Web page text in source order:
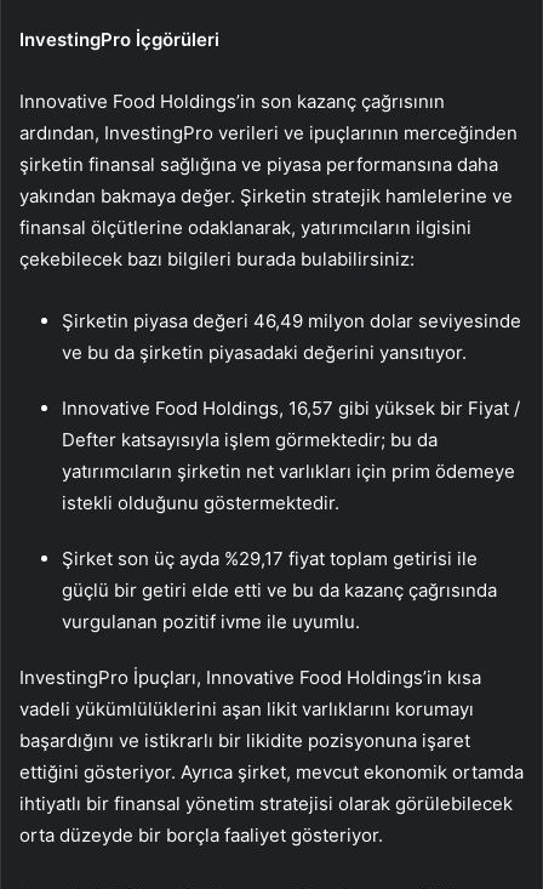
InvestingPro İçgörüleri
Innovative Food Holdings’in son kazanç çağrısının
ardından, InvestingPro verileri ve ipuçlarının merceğinden
şirketin finansal sağlığına ve piyasa performansına daha
yakından bakmaya değer. Şirketin stratejik hamlelerine ve
finansal ölçütlerine odaklanarak, yatırımcıların ilgisini
çekebilecek bazı bilgileri burada bulabilirsiniz:
Şirketin piyasa değeri 46,49 milyon dolar seviyesinde
ve bu da şirketin piyasadaki değerini yansıtıyor.
Innovative Food Holdings, 16,57 gibi yüksek bir Fiyat /
Defter katsayısıyla işlem görmektedir; bu da
yatırımcıların şirketin net varlıkları için prim ödemeye
istekli olduğunu göstermektedir.
Şirket son üç ayda %29,17 fiyat toplam getirisi ile
güçlü bir getiri elde etti ve bu da kazanç çağrısında
vurgulanan pozitif ivme ile uyumlu.
InvestingPro İpuçları, Innovative Food Holdings’in kısa
vadeli yükümlülüklerini aşan likit varlıklarını korumayı
başardığını ve istikrarlı bir likidite pozisyonuna işaret
ettiğini gösteriyor. Ayrıca şirket, mevcut ekonomik ortamda
ihtiyatlı bir finansal yönetim stratejisi olarak görülebilecek
orta düzeyde bir borçla faaliyet gösteriyor.